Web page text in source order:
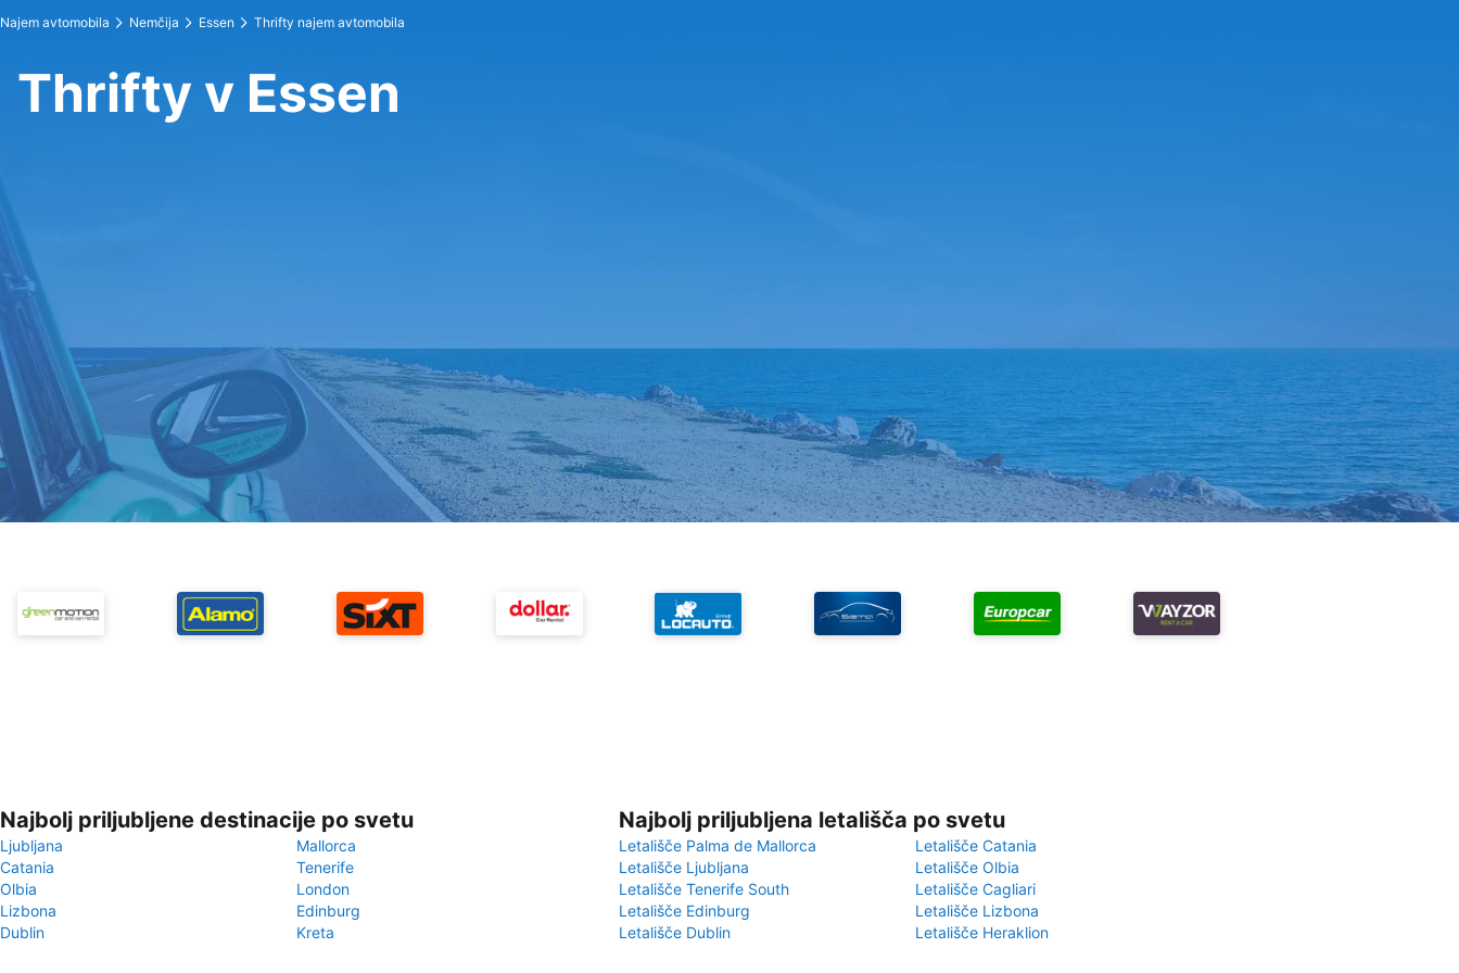
Najem avtomobila Nemčija Essen Thrifty najem avtomobila
Thrifty v Essen
Najbolj priljubljene destinacije po svetu
Ljubljana
Mallorca
Catania
Tenerife
Olbia
London
Lizbona
Edinburg
Dublin
Kreta
Najbolj priljubljena letališča po svetu
Letališče Palma de Mallorca
Letališče Catania
Letališče Ljubljana
Letališče Olbia
Letališče Tenerife South
Letališče Cagliari
Letališče Edinburg
Letališče Lizbona
Letališče Dublin
Letališče Heraklion